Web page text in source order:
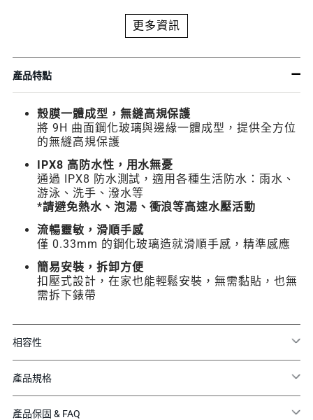
更多資訊
產品特點
殼膜一體成型，無縫高規保護
將 9H 曲面鋼化玻璃與邊緣一體成型，提供全方位
的無縫高規保護
IPX8 高防水性，用水無憂
通過 IPX8 防水測試，適用各種生活防水：雨水、
游泳、洗手、潑水等
*請避免熱水、泡湯、衝浪等高速水壓活動
流暢靈敏，滑順手感
僅 0.33mm 的鋼化玻璃造就滑順手感，精準感應
簡易安裝，拆卸方便
扣壓式設計，在家也能輕鬆安裝，無需黏貼，也無
需拆下錶帶
相容性
產品規格
產品保固 & FAQ